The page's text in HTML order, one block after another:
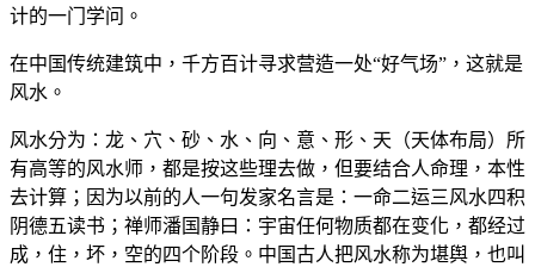
计的一门学问。
在中国传统建筑中，千方百计寻求营造一处“好气场”，这就是
风水。
风水分为：龙、穴、砂、水、向、意、形、天（天体布局）所
有高等的风水师，都是按这些理去做，但要结合人命理，本性
去计算；因为以前的人一句发家名言是：一命二运三风水四积
阴德五读书；禅师潘国静曰：宇宙任何物质都在变化，都经过
成，住，坏，空的四个阶段。中国古人把风水称为堪舆，也叫